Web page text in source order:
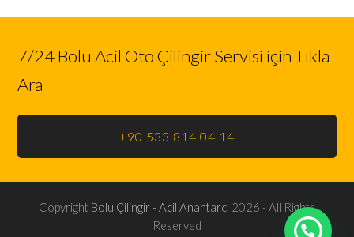
7/24 Bolu Acil Oto Çilingir Servisi için Tıkla
Ara
+90 533 814 04 14
Copyright Bolu Çilingir - Acil Anahtarcı 2026 - All Rights
Reserved